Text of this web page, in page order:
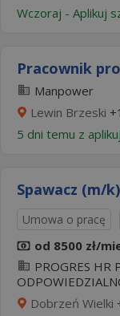
Wczoraj - Aplikuj
Pracownik
Manpower
Lewin Brzeski
5 dni temu z
Spawacz (m/k)
Umowa o pracę
od 8500 zł/
PROGRES HR
Dobrzeń Wielki